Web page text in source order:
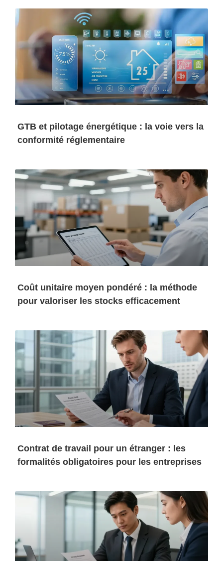
GTB et pilotage énergétique : la voie vers la
conformité réglementaire
Coût unitaire moyen pondéré : la méthode
pour valoriser les stocks efficacement
Contrat de travail pour un étranger : les
formalités obligatoires pour les entreprises